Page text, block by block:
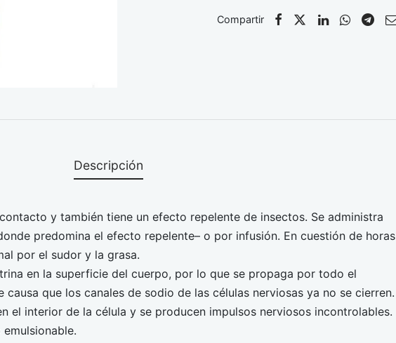
Compartir
Descripción
y también tiene un efecto repelente de insectos. Se administra
predomina el efecto repelente– o por infusión. En cuestión de horas
por el sudor y la grasa.
en la superficie del cuerpo, por lo que se propaga por todo el
que los canales de sodio de las células nerviosas ya no se cierren.
el interior de la célula y se producen impulsos nerviosos incontrolables.